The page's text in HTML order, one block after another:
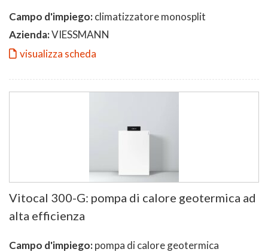
Campo d'impiego:climatizzatore monosplit
Azienda:VIESSMANN
visualizza scheda
Vitocal 300-G: pompa di calore geotermica ad
alta efficienza
Campo d'impiego:pompa di calore geotermica